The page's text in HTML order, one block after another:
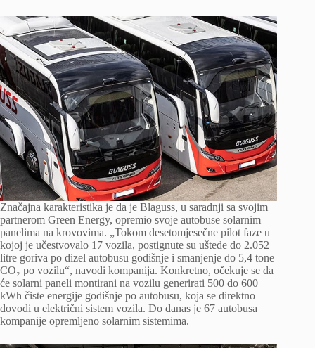
Značajna karakteristika je da je Blaguss, u saradnji sa svojim
partnerom Green Energy, opremio svoje autobuse solarnim
panelima na krovovima. „Tokom desetomjesečne pilot faze u
kojoj je učestvovalo 17 vozila, postignute su uštede do 2.052
litre goriva po dizel autobusu godišnje i smanjenje do 5,4 tone
CO₂ po vozilu“, navodi kompanija. Konkretno, očekuje se da
će solarni paneli montirani na vozilu generirati 500 do 600
kWh čiste energije godišnje po autobusu, koja se direktno
dovodi u električni sistem vozila. Do danas je 67 autobusa
kompanije opremljeno solarnim sistemima.